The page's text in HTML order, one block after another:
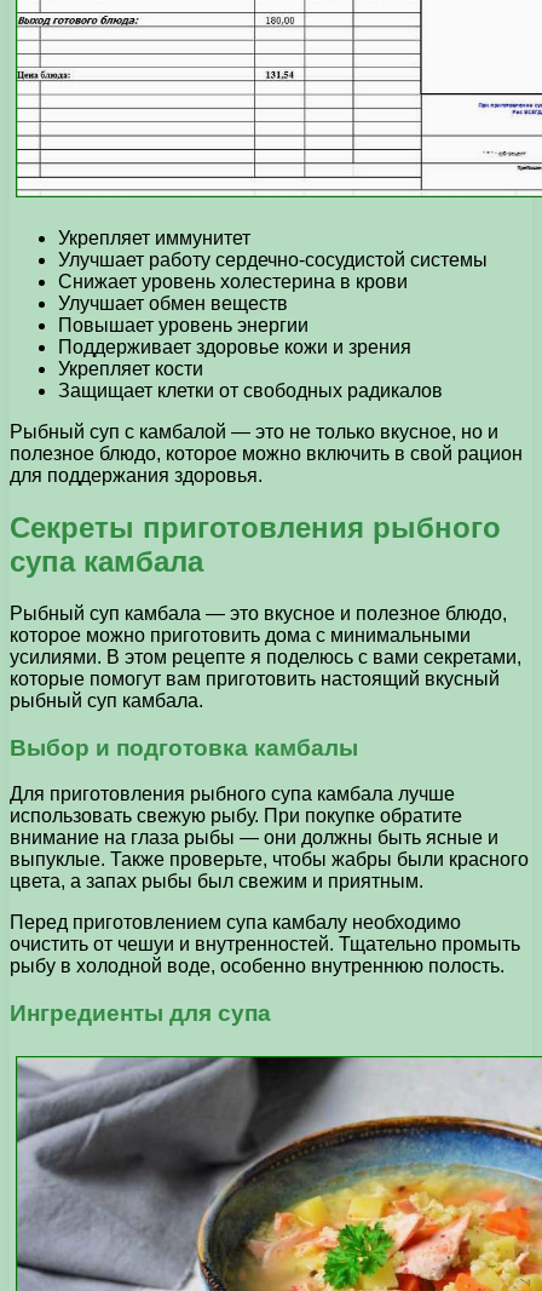
Укрепляет иммунитет
Улучшает работу сердечно-сосудистой системы
Снижает уровень холестерина в крови
Улучшает обмен веществ
Повышает уровень энергии
Поддерживает здоровье кожи и зрения
Укрепляет кости
Защищает клетки от свободных радикалов
Рыбный суп с камбалой — это не только вкусное, но и
полезное блюдо, которое можно включить в свой рацион
для поддержания здоровья.
Секреты приготовления рыбного
супа камбала
Рыбный суп камбала — это вкусное и полезное блюдо,
которое можно приготовить дома с минимальными
усилиями. В этом рецепте я поделюсь с вами секретами,
которые помогут вам приготовить настоящий вкусный
рыбный суп камбала.
Выбор и подготовка камбалы
Для приготовления рыбного супа камбала лучше
использовать свежую рыбу. При покупке обратите
внимание на глаза рыбы — они должны быть ясные и
выпуклые. Также проверьте, чтобы жабры были красного
цвета, а запах рыбы был свежим и приятным.
Перед приготовлением супа камбалу необходимо
очистить от чешуи и внутренностей. Тщательно промыть
рыбу в холодной воде, особенно внутреннюю полость.
Ингредиенты для супа